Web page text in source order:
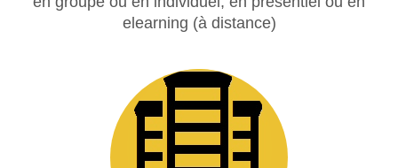
elearning (à distance)